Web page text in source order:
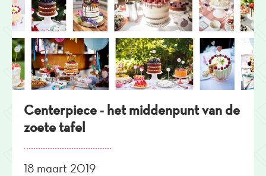
Centerpiece - het middenpunt van de
zoete tafel
18 maart 2019